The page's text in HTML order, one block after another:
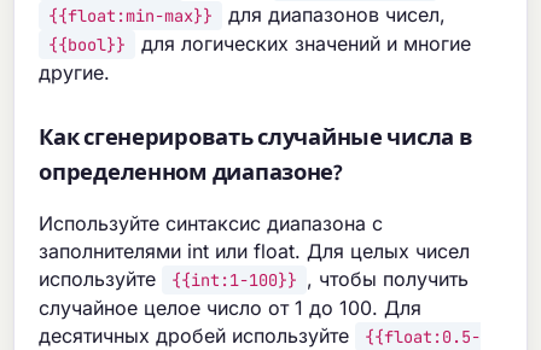
{{float:min-max}} для диапазонов чисел,
{{bool}}
для логических значений и многие
другие.
Как сгенерировать случайные числа в
определенном диапазоне?
Используйте синтаксис диапазона с
заполнителями int или float. Для целых чисел
используйте
{{int:1-100}} , чтобы получить
случайное целое число от 1 до 100. Для
десятичных дробей используйте
{{float:0.5-